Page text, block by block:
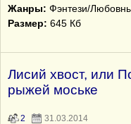
Жанры: Фэнтези/
Размер: 645 Кб
Лисий хвост, или
рыжей моське
2 31.03.2014